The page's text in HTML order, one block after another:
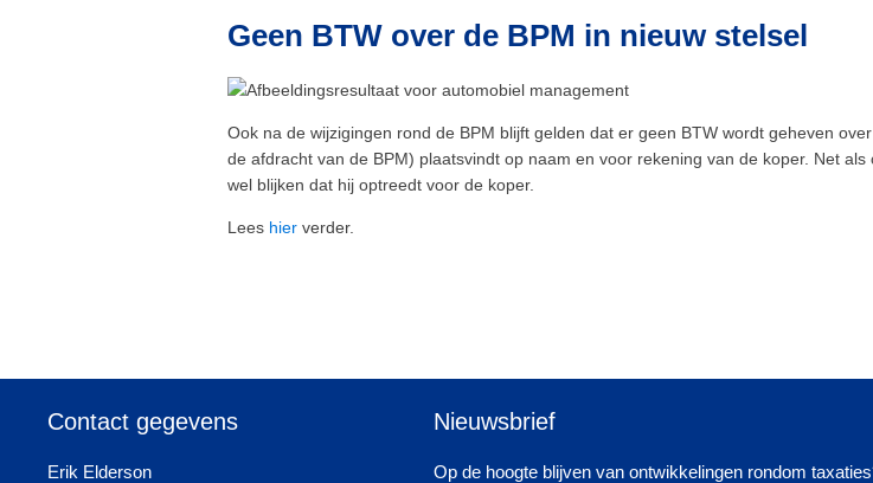
Geen BTW over de BPM in nieuw stelsel
Ook na de wijzigingen rond de BPM blijft gelden dat er geen BTW wordt geheven
de afdracht van de BPM) plaatsvindt op naam en voor rekening van de koper. Net
wel blijken dat hij optreedt voor de koper.
Lees hier verder.
Contact gegevens
Erik Elderson
Nieuwsbrief
Op de hoogte blijven van ontwikkelingen rondom